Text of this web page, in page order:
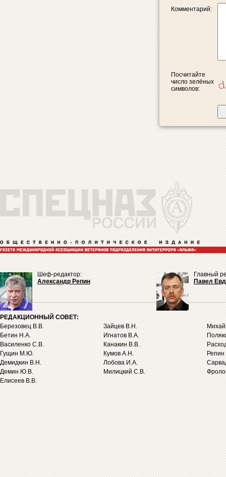
Комментарий:
Посчитайте
число зелёных
символов:
Шеф-редактор:
Александр Репин
Главный
Павел
РЕДАКЦИОННЫЙ СОВЕТ:
Березовец В.В.
Бетин Н.А.
Василенко С.В.
Гущин М.Ю.
Демидкин В.Н.
Демин Ю.В.
Елисеев В.В.
Зайцев В.Н.
Игнатов В.А.
Канакин В.В.
Кумов А.Н.
Лобова И.А.
Милицкий С.В.
Репин